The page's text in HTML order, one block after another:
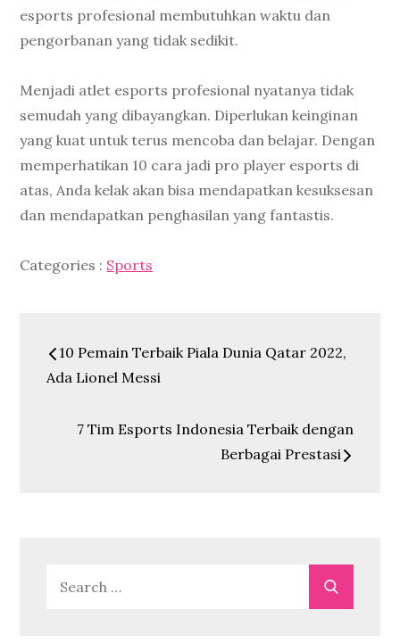
esports profesional membutuhkan waktu dan
pengorbanan yang tidak sedikit.
Menjadi atlet esports profesional nyatanya tidak
semudah yang dibayangkan. Diperlukan keinginan
yang kuat untuk terus mencoba dan belajar. Dengan
memperhatikan 10 cara jadi pro player esports di
atas, Anda kelak akan bisa mendapatkan kesuksesan
dan mendapatkan penghasilan yang fantastis.
Categories
Categories : Sports
Post
navigation
10 Pemain Terbaik Piala Dunia Qatar 2022,
Ada Lionel Messi
7 Tim Esports Indonesia Terbaik dengan
Berbagai Prestasi